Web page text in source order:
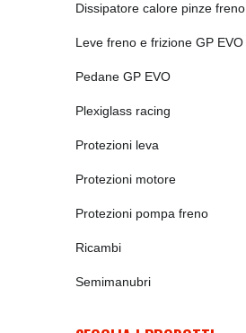
Dissipatore calore pinze freno
Leve freno e frizione GP EVO
Pedane GP EVO
Plexiglass racing
Protezioni leva
Protezioni motore
Protezioni pompa freno
Ricambi
Semimanubri